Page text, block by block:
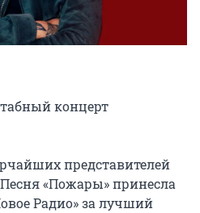
концерт
представителей
«Пожары» принесла
Радио» за лучший